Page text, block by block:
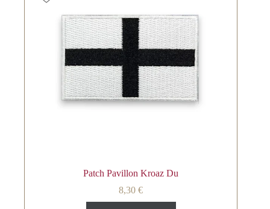
Patch Pavillon Kroaz Du
8,30€